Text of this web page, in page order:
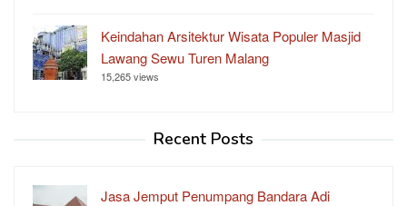
Keindahan Arsitektur Wisata Populer Masjid
Lawang Sewu Turen Malang
15,265 views
Recent Posts
Jasa Jemput Penumpang Bandara Adi